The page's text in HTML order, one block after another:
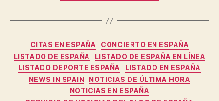
en
sobre
el
mercado
inmobiliario
Categories
CITAS EN ESPAÑA
CONCIERTO EN ESPAÑA
LISTADO DE ESPAÑA
LISTADO DE ESPAÑA EN LÍNEA
LISTADO DEPORTE ESPAÑA
LISTADO EN ESPAÑA
NEWS IN SPAIN
NOTICIAS DE ÚLTIMA HORA
NOTICIAS EN ESPAÑA